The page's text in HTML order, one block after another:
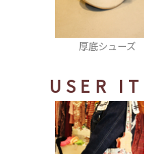
ワンピー
USER